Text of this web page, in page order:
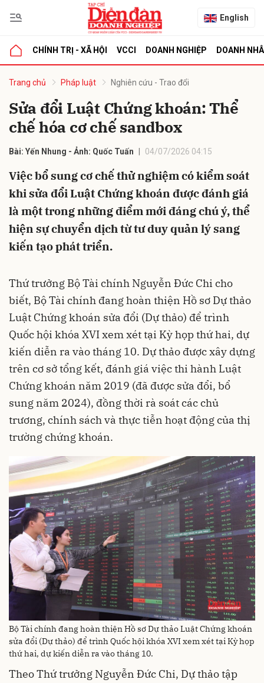
English
CHÍNH TRỊ - XÃ HỘI VCCI DOANH NGHIỆP DOANH
Trang chủ Pháp luật Nghiên cứu - Trao đổi
Sửa đổi Luật Chứng khoán: Thể
chế hóa cơ chế sandbox
Bài: Yến Nhung - Ảnh: Quốc Tuấn 04/07/2026 04:15
Việc bổ sung cơ chế thử nghiệm có kiểm soát
khi sửa đổi Luật Chứng khoán được đánh giá
là một trong những điểm mới đáng chú ý, thể
hiện sự chuyển dịch từ tư duy quản lý sang
kiến tạo phát triển.
Thứ trưởng Bộ Tài chính Nguyễn Đức Chi cho
biết, Bộ Tài chính đang hoàn thiện Hồ sơ Dự thảo
Luật Chứng khoán sửa đổi (Dự thảo) để trình
Quốc hội khóa XVI xem xét tại Kỳ họp thứ hai, dự
kiến diễn ra vào tháng 10. Dự thảo được xây dựng
trên cơ sở tổng kết, đánh giá việc thi hành Luật
Chứng khoán năm 2019 (đã được sửa đổi, bổ
sung năm 2024), đồng thời rà soát các chủ
trương, chính sách và thực tiễn hoạt động của thị
trường chứng khoán.
Bộ Tài chính đang hoàn thiện Hồ sơ Dự thảo Luật Chứng khoán
sửa đổi (Dự thảo) để trình Quốc hội khóa XVI xem xét tại Kỳ họp
thứ hai, dự kiến diễn ra vào tháng 10.
Theo Thứ trưởng Nguyễn Đức Chi, Dự thảo tập
luận
Hủy